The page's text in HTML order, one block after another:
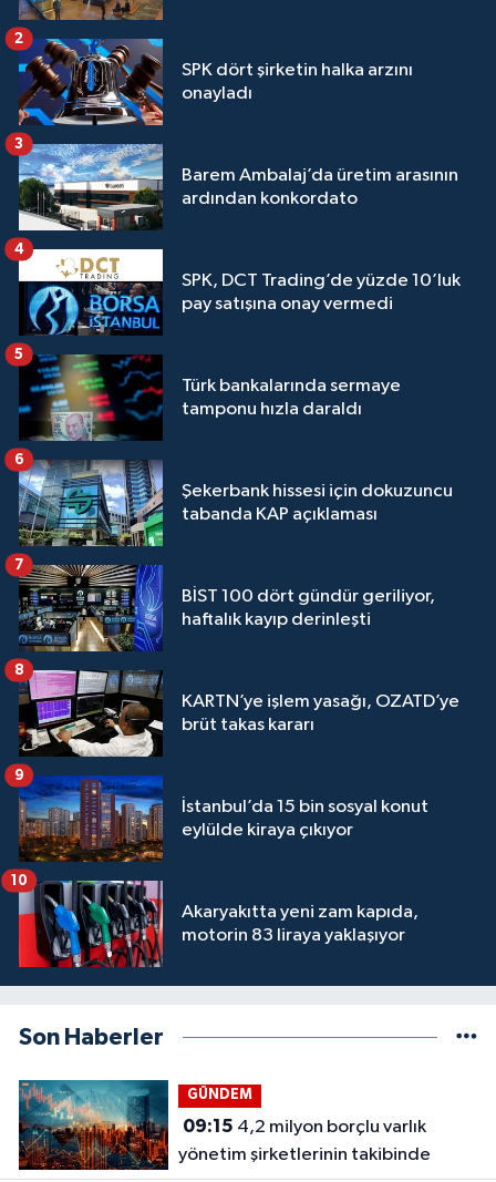
SPK dört şirketin halka arzını
onayladı
2
Barem Ambalaj’da üretim arasının
ardından konkordato
3
SPK, DCT Trading’de yüzde 10’luk
pay satışına onay vermedi
4
Türk bankalarında sermaye
tamponu hızla daraldı
5
Şekerbank hissesi için dokuzuncu
tabanda KAP açıklaması
6
BİST 100 dört gündür geriliyor,
haftalık kayıp derinleşti
7
KARTN’ye işlem yasağı, OZATD’ye
brüt takas kararı
8
İstanbul’da 15 bin sosyal konut
eylülde kiraya çıkıyor
9
Akaryakıtta yeni zam kapıda,
motorin 83 liraya yaklaşıyor
10
Son Haberler
GÜNDEM
09:15
yönetim şirketlerinin takibinde